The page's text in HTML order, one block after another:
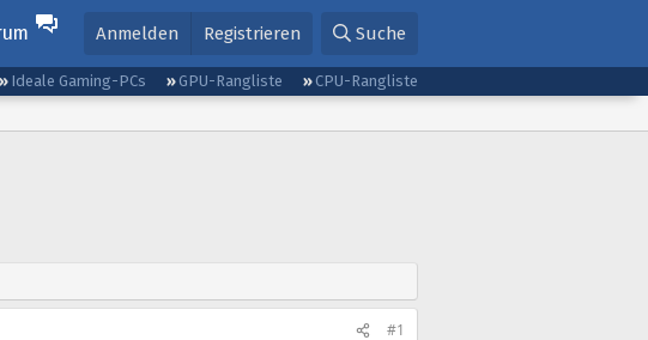
Anmelden Registrieren Suche
Ideale Gaming-PCs GPU-Rangliste
CPU-Rangliste
#1